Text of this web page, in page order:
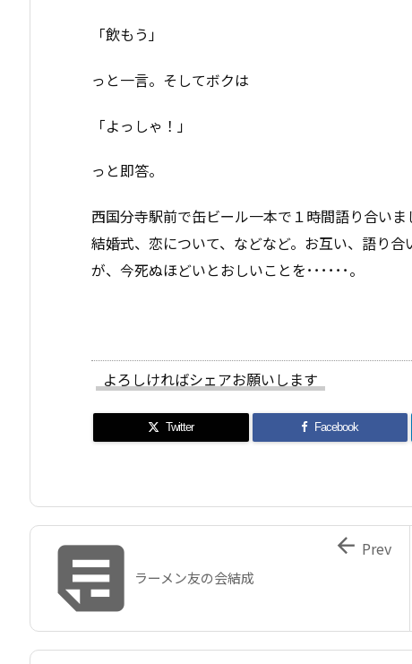
「飲もう」
っと一言。そしてボクは
「よっしゃ！」
っと即答。
西国分寺駅前で缶ビール一本で１時間語り合い
結婚式、恋について、などなど。お互い、語り
が、今死ぬほどいとおしいことを･･････。
よろしければシェアお願いします
Twitter Facebook
 ラーメン友の会結成
 Prev